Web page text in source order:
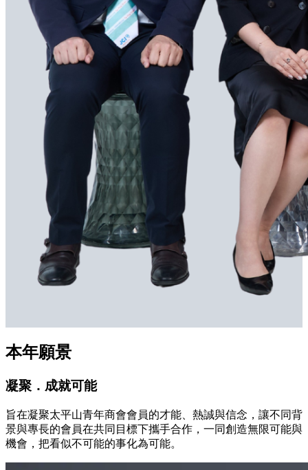
本年願景
凝聚．成就可能
旨在凝聚太平山青年商會會員的才能、熱誠與信念，讓不同背
景與專長的會員在共同目標下攜手合作，一同創造無限可能與
機會，把看似不可能的事化為可能。